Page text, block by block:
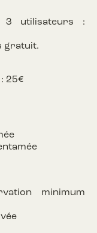
3 utilisateurs :
gratuit.
25€
minimum